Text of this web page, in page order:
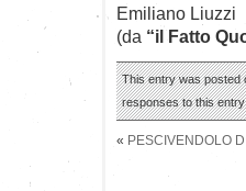
Emiliano Liuzzi
(da “il Fatto
This entry was posted
responses to this
« PESCIVENDOLO